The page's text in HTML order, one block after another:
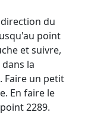
du
point
et suivre,
la
Faire un petit
En faire le
2289.